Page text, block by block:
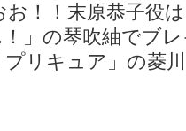
！！末原恭子役
」の琴吹紬でブ
リキュア」の菱